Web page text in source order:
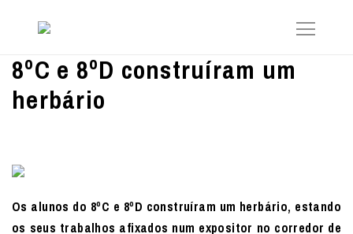
8ºC e 8ºD construíram um
herbário
Os alunos do 8ºC e 8ºD construíram um herbário, estando
os seus trabalhos afixados num expositor no corredor de